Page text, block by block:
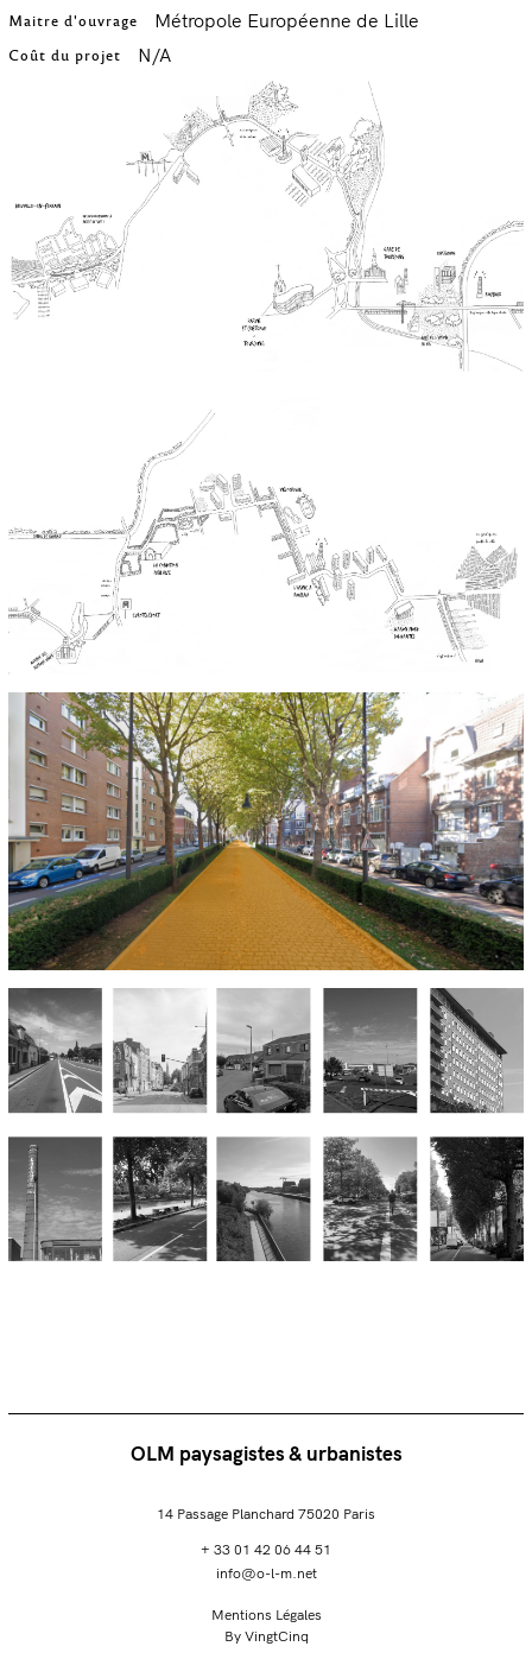
Maitre d'ouvrage Métropole Européenne de Lille
Coût du projet N/A
OLM paysagistes & urbanistes
14 Passage Planchard 75020 Paris
+ 33 01 42 06 44 51
info@o-l-m.net
Mentions Légales
By VingtCinq